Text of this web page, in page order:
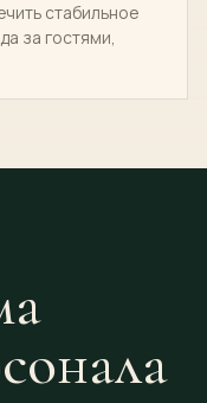
стабильное
за гостями,